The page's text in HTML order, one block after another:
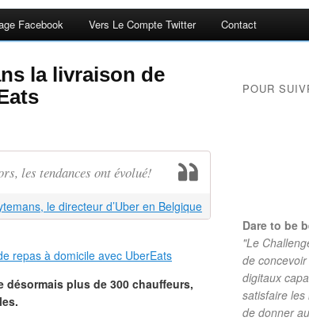
Facebook Vers Le Compte Twitter Contact
la livraison de
les tendances ont évolué!
le directeur d’Uber en Belgique
désormais plus de 300 chauffeurs,
POUR
Dare to be
"Le
de
digitaux
satisfaire les
de donner